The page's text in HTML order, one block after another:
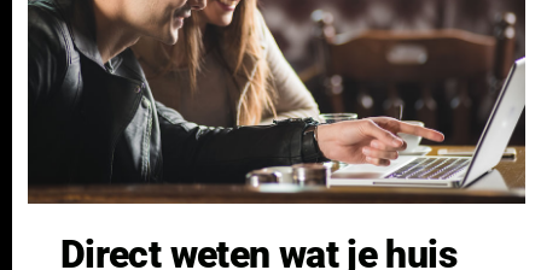
Links
Ibiza Real Estate BDK
NieuwWonenUtrecht
Zuijdplas | De Keizer
Bedrijfsmakelaars
Direct weten wat je huis